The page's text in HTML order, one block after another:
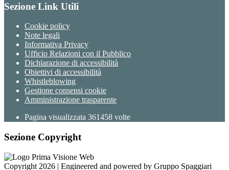
Sezione Link Utili
Cookie policy
Note legali
Informativa Privacy
Ufficio Relazioni con il Pubblico
Dichiarazione di accessibilità
Obiettivi di accessibilità
Whistleblowing
Gestione consensi cookie
Amministrazione trasparente
Pagina visualizzata 361458 volte
Sezione Copyright
Copyright 2026 | Engineered and powered by Gruppo Spaggiari